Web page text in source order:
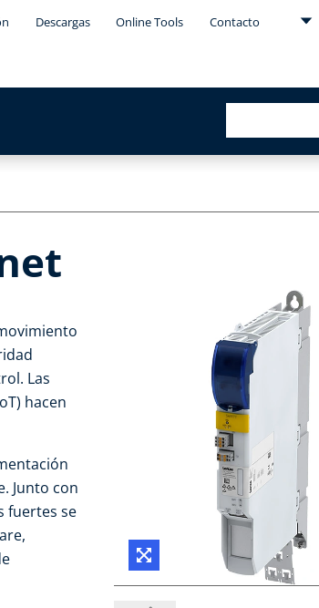
Descargas Online Tools Contacto
Las
hacen
Junto con
fuertes se